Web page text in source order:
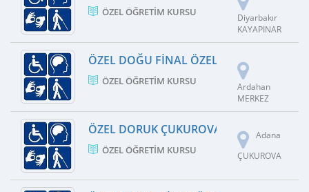
ÖZEL ÖĞRETIM KURSU
Diyarbakır
KAYAPINAR
ÖZEL DOĞU FINAL ÖZEL ÖĞRETIM
ÖZEL ÖĞRETIM KURSU
Ardahan
MERKEZ
ÖZEL DORUK ÇUKUROVA ÖZEL ÖĞRETIM
ÖZEL ÖĞRETIM KURSU
Adana
ÇUKUROVA